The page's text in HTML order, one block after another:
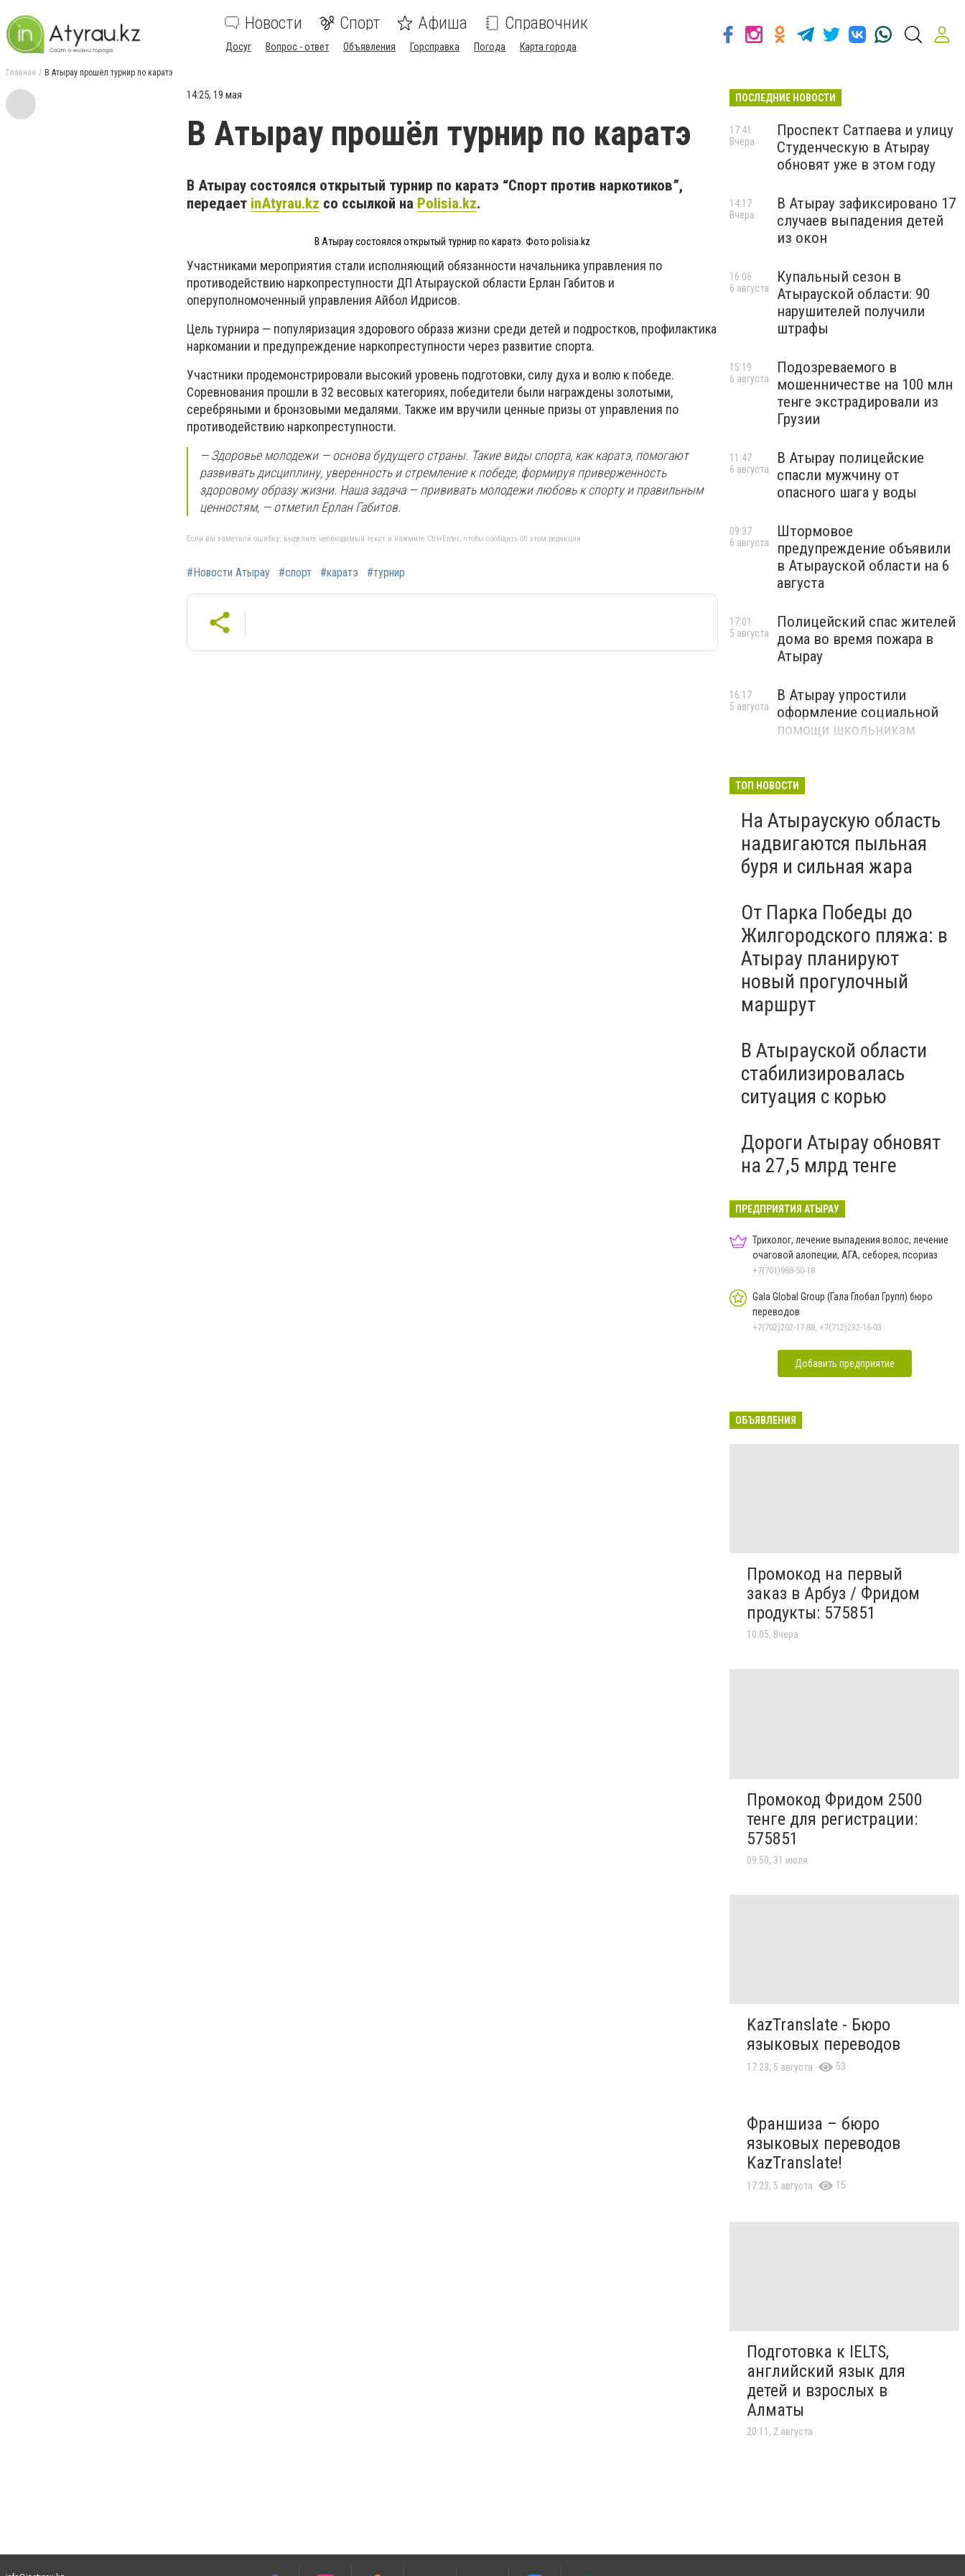
Новости Спорт Афиша Справочник
Досуг Вопрос - ответ Объявления Горсправка Погода Карта города
Главная В Атырау прошёл турнир по каратэ
14:25, 19 мая
В Атырау прошёл турнир по каратэ
В Атырау состоялся открытый турнир по каратэ “Спорт против наркотиков”,
передает inAtyrau.kz со ссылкой на Polisia.kz.
В Атырау состоялся открытый турнир по каратэ. Фото polisia.kz
Участниками мероприятия стали исполняющий обязанности начальника управления по
противодействию наркопреступности ДП Атырауской области Ерлан Габитов и
оперуполномоченный управления Айбол Идрисов.
Цель турнира — популяризация здорового образа жизни среди детей и подростков, профилактика
наркомании и предупреждение наркопреступности через развитие спорта.
Участники продемонстрировали высокий уровень подготовки, силу духа и волю к победе.
Соревнования прошли в 32 весовых категориях, победители были награждены золотыми,
серебряными и бронзовыми медалями. Также им вручили ценные призы от управления по
противодействию наркопреступности.
— Здоровье молодежи — основа будущего страны. Такие виды спорта, как каратэ, помогают
развивать дисциплину, уверенность и стремление к победе, формируя приверженность
здоровому образу жизни. Наша задача — прививать молодежи любовь к спорту и правильным
ценностям, — отметил Ерлан Габитов.
Если вы заметили ошибку, выделите необходимый текст и нажмите Ctrl+Enter, чтобы сообщить об этом редакции
#Новости Атырау #спорт #каратэ #турнир
ПОСЛЕДНИЕ НОВОСТИ
Проспект Сатпаева и улицу
Студенческую в Атырау
обновят уже в этом году
17:41
Вчера
В Атырау зафиксировано 17
случаев выпадения детей
из окон
14:17
Вчера
Купальный сезон в
Атырауской области: 90
нарушителей получили
штрафы
16:06
6 августа
Подозреваемого в
мошенничестве на 100 млн
тенге экстрадировали из
Грузии
15:19
6 августа
В Атырау полицейские
спасли мужчину от
опасного шага у воды
11:47
6 августа
Штормовое
предупреждение объявили
в Атырауской области на 6
августа
09:37
6 августа
Полицейский спас жителей
дома во время пожара в
Атырау
17:01
5 августа
В Атырау упростили
оформление социальной
помощи школьникам
16:17
5 августа
ТОП НОВОСТИ
На Атыраускую область
надвигаются пыльная
буря и сильная жара
От Парка Победы до
Жилгородского пляжа: в
Атырау планируют
новый прогулочный
маршрут
В Атырауской области
стабилизировалась
ситуация с корью
Дороги Атырау обновят
на 27,5 млрд тенге
ПРЕДПРИЯТИЯ АТЫРАУ
Трихолог, лечение выпадения волос, лечение
очаговой алопеции, АГА, себорея, псориаз
+7(701)988-50-18
Gala Global Group (Гала Глобал Групп) бюро
переводов
+7(702)202-17-88, +7(712)232-16-03
Добавить предприятие
ОБЪЯВЛЕНИЯ
Промокод на первый
заказ в Арбуз / Фридом
продукты: 575851
10:05, Вчера
Промокод Фридом 2500
тенге для регистрации:
575851
09:50, 31 июля
KazTranslate - Бюро
языковых переводов
17:23, 5 августа 53
Франшиза – бюро
языковых переводов
KazTranslate!
17:23, 5 августа 15
Подготовка к IELTS,
английский язык для
детей и взрослых в
Алматы
20:11, 2 августа